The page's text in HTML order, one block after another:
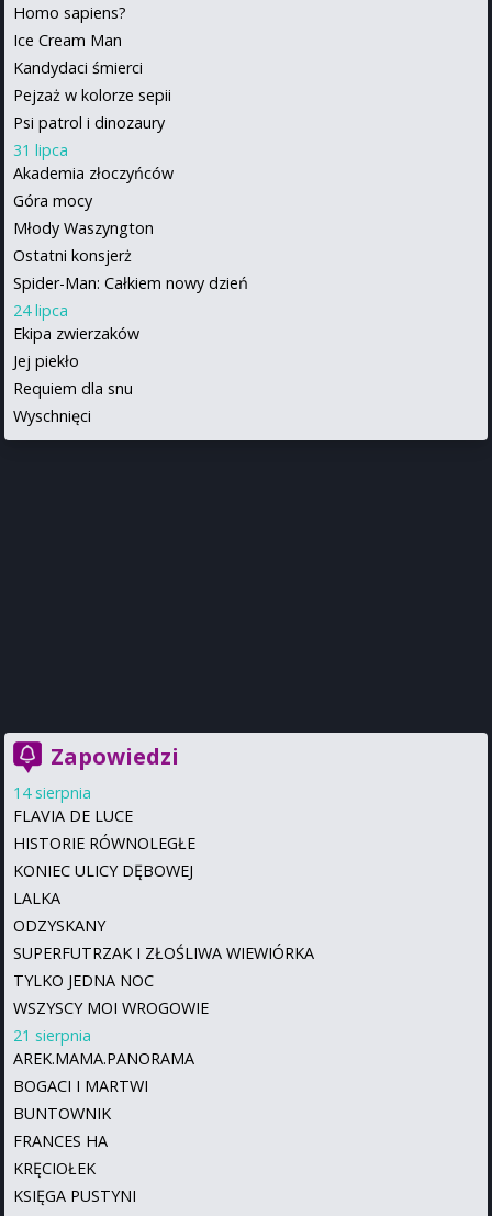
Homo sapiens?
Ice Cream Man
Kandydaci śmierci
Pejzaż w kolorze sepii
Psi patrol i dinozaury
31 lipca
Akademia złoczyńców
Góra mocy
Młody Waszyngton
Ostatni konsjerż
Spider-Man: Całkiem nowy dzień
24 lipca
Ekipa zwierzaków
Jej piekło
Requiem dla snu
Wyschnięci
Zapowiedzi
14 sierpnia
FLAVIA DE LUCE
HISTORIE RÓWNOLEGŁE
KONIEC ULICY DĘBOWEJ
LALKA
ODZYSKANY
SUPERFUTRZAK I ZŁOŚLIWA WIEWIÓRKA
TYLKO JEDNA NOC
WSZYSCY MOI WROGOWIE
21 sierpnia
AREK.MAMA.PANORAMA
BOGACI I MARTWI
BUNTOWNIK
FRANCES HA
KRĘCIOŁEK
KSIĘGA PUSTYNI